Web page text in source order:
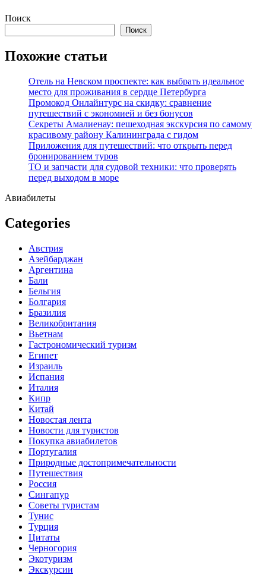
Перейти
содержимому
Поиск
Поиск
Похожие статьи
Отель на Невском проспекте: как выбрать идеальное
место для проживания в сердце Петербурга
Промокод Онлайнтурс на скидку: сравнение
путешествий с экономией и без бонусов
Секреты Амалиенау: пешеходная экскурсия по самому
красивому району Калининграда с гидом
Приложения для путешествий: что открыть перед
бронированием туров
ТО и запчасти для судовой техники: что проверять
перед выходом в море
Авиабилеты
Categories
Австрия
Азейбарджан
Аргентина
Бали
Бельгия
Болгария
Бразилия
Великобритания
Вьетнам
Гастрономический туризм
Египет
Израиль
Испания
Италия
Кипр
Китай
Новостая лента
Новости для туристов
Покупка авиабилетов
Португалия
Природные достопримечательности
Путешествия
Россия
Сингапур
Советы туристам
Тунис
Турция
Цитаты
Черногория
Экотуризм
Экскурсии